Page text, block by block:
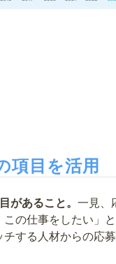
項目を活用
があること。 一見、
の仕事をしたい」
する人材からの応